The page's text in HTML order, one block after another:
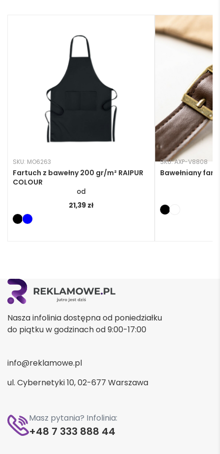
SKU: MO6263
Fartuch z bawełny 200 gr/m² RAIPUR
COLOUR
21,39 zł
SKU: AXP-V8808
Bawełniany
Nasza infolinia dostępna od poniedziałku
do piątku w godzinach od 9:00-17:00
info@reklamowe.pl
ul. Cybernetyki 10, 02-677 Warszawa
Masz pytania? Infolinia:
+48 7 333 888 44